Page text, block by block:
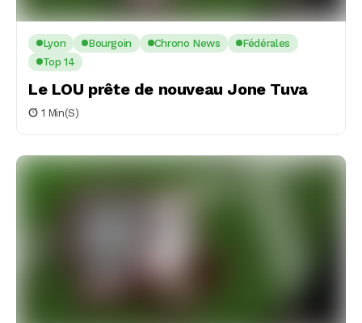
Lyon Bourgoin Chrono News
Fédérales
Top 14
Le LOU prête de nouveau Jone Tuva
1 Min(s)